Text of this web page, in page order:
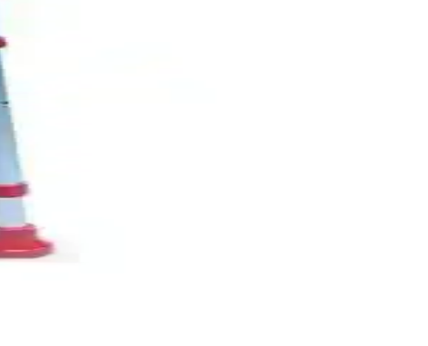
kabiliyetini artırır, günlük kullanımda güven sağlar.
yardımcı olur.
cihazıdır.
seçimi yapmanıza yardımcı oluyoruz.